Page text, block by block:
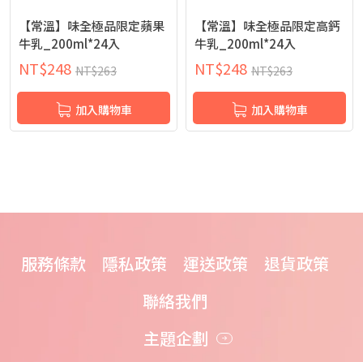
【常溫】味全極品限定蘋果
牛乳_200ml*24入
NT$248 NT$263
加入購物車
【常溫】味全極品限定高鈣
牛乳_200ml*24入
NT$248 NT$263
加入購物車
服務條款 隱私政策 運送政策
退貨政策
聯絡我們
主題企劃